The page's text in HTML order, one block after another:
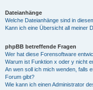
Dateianhänge
Welche Dateianhänge sind in
Kann ich eine Übersicht all meiner
phpBB betreffende Fragen
Wer hat diese Forensoftware
Warum ist Funktion x oder y nicht
An wen soll ich mich wenden, falls
Forum gibt?
Wie kann ich einen Administrator